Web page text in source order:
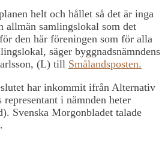
helt och hållet så det är inga
allmän samlingslokal som det
den här föreningen som för alla
säger byggnadsnämndens
(L) till Smålandsposten.
har inkommit ifrån Alternativ
i nämnden heter
Svenska Morgonbladet talade